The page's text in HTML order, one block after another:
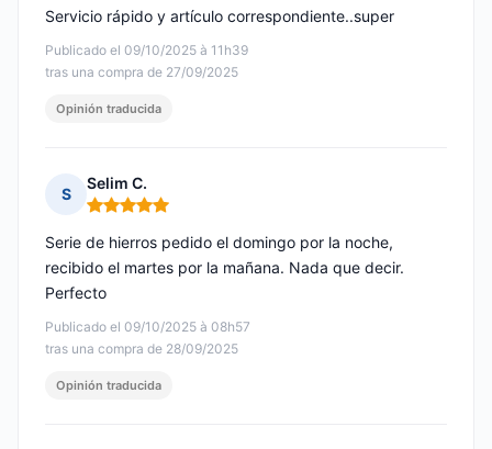
Publicado el 09/10/2025 à 11h39
tras una compra de 27/09/2025
Servicio rápido y artículo correspondiente..super
Opinión traducida
S
Selim C.
Nota: 5 de 5
Publicado el 09/10/2025 à 08h57
tras una compra de 28/09/2025
Serie de hierros pedido el domingo por la noche,
recibido el martes por la mañana. Nada que decir.
Perfecto
Opinión traducida